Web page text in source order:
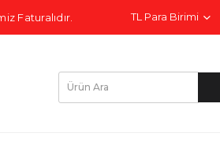
Faturalıdır. TL Para Birimi